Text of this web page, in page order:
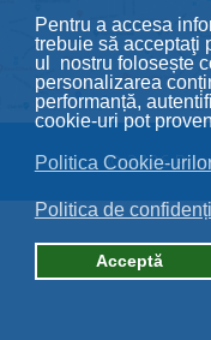
Pentru a accesa
trebuie să acceptaţi
ul nostru folosește
personalizarea
performanță,
cookie-uri pot
Politica Cookie-
Politica de
Acceptă
© 2026